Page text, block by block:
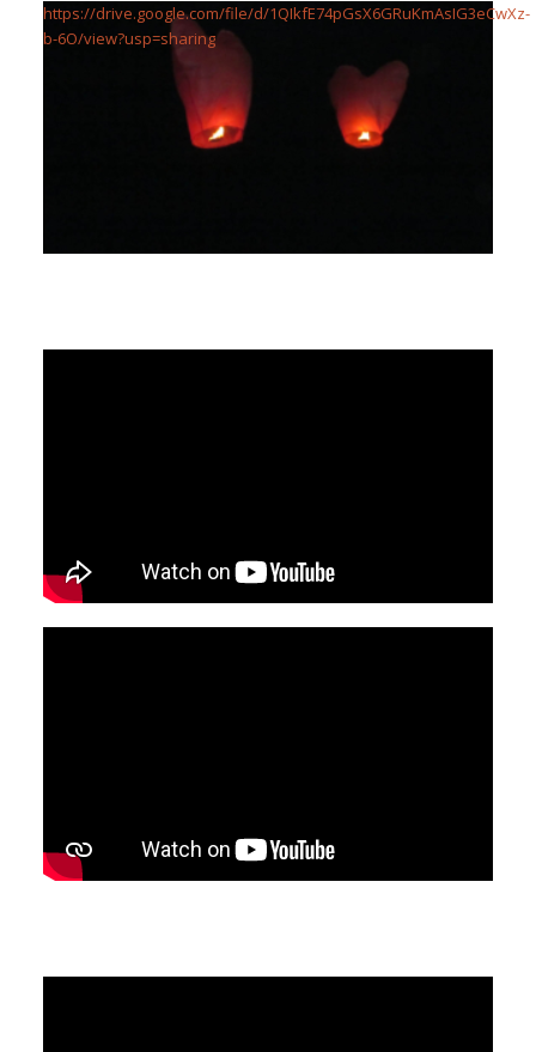
https://drive.google.com/file/d/1QIkfE74pGsX6GRuKmAsIG3eCwXz-
b-6O/view?usp=sharing